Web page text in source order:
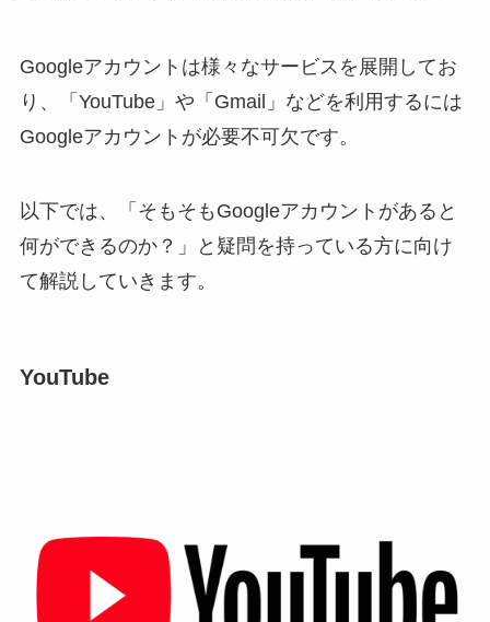
Googleアカウントは様々なサービスを展開してお
り、「YouTube」や「Gmail」などを利用するには
Googleアカウントが必要不可欠です。
以下では、「そもそもGoogleアカウントがあると
何ができるのか？」と疑問を持っている方に向け
て解説していきます。
YouTube